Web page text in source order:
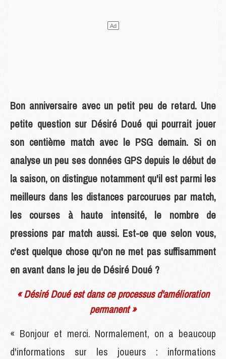
Bon anniversaire avec un petit peu de retard. Une
petite question sur Désiré Doué qui pourrait jouer
son centième match avec le PSG demain. Si on
analyse un peu ses données GPS depuis le début de
la saison, on distingue notamment qu'il est parmi les
meilleurs dans les distances parcourues par match,
les courses à haute intensité, le nombre de
pressions par match aussi. Est-ce que selon vous,
c'est quelque chose qu'on ne met pas suffisamment
en avant dans le jeu de Désiré Doué ?
« Désiré Doué est dans ce processus d'amélioration
permanent »
« Bonjour et merci. Normalement, on a beaucoup
d'informations sur les joueurs : informations